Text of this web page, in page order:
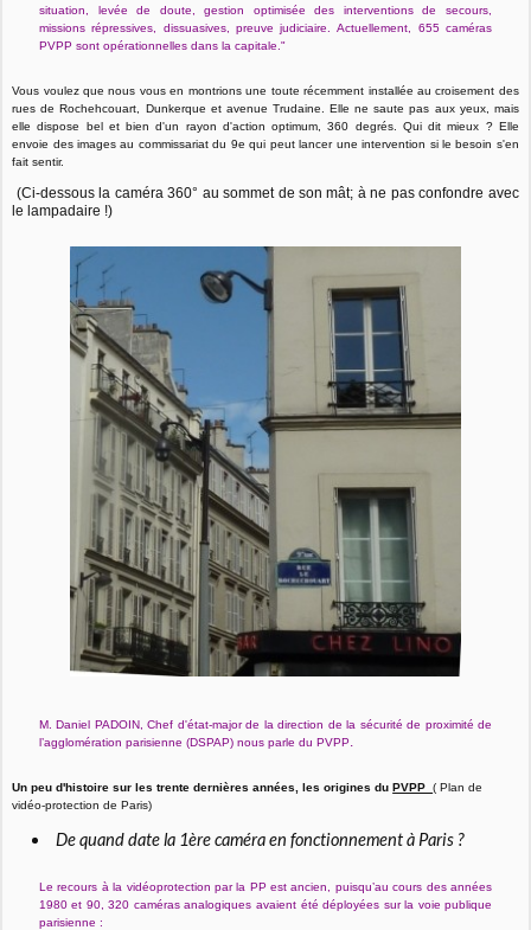
situation, levée de doute, gestion optimisée des interventions de secours,
missions répressives, dissuasives, preuve judiciaire.Actuellement, 655 caméras
PVPP sont opérationnelles dans la capitale."
Vous voulez que nous vous en montrions une toute récemment installée au croisement des
rues de Rochehcouart, Dunkerque et avenue Trudaine. Elle ne saute pas aux yeux, mais
elle dispose bel et bien d'un rayon d'action optimum, 360 degrés. Qui dit mieux ? Elle
envoie des images au commissariat du 9e qui peut lancer une intervention si le besoin s'en
fait sentir.
(Ci-dessous la caméra 360° au sommet de son mât; à ne pas confondre avec
le lampadaire !)
M. Daniel PADOIN, Chef d'état-major de la direction de la sécurité de proximité de
l’agglomération parisienne (DSPAP) nous parle du PVPP.
Un peu d'histoire sur les trente dernières années, les origines duPVPP( Plan de
vidéo-protection de Paris)
De quand date la 1ère caméra en fonctionnement à Paris ?
Le recours à la vidéoprotection par la PP est ancien, puisqu’au cours des années
1980 et 90, 320 caméras analogiques avaient été déployées sur la voie publique
parisienne :